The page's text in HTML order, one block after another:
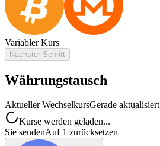
Variabler Kurs
Nächster Schritt
Währungstausch
Aktueller WechselkursGerade aktualisiert
Kurse werden geladen...
Sie sendenAuf 1 zurücksetzen